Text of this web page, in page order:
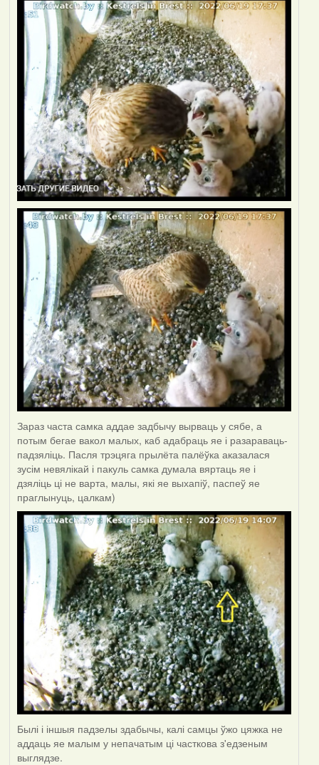
Зараз часта самка аддае задбычу вырваць у сябе, а
потым бегае вакол малых, каб адабраць яе і разараваць-
падзяліць. Пасля трэцяга прылёта палёўка аказалася
зусім невялікай і пакуль самка думала вяртаць яе і
дзяліць ці не варта, малы, які яе выхапіў, паспеў яе
праглынуць, цалкам)
Былі і іншыя падзелы здабычы, калі самцы ўжо цяжка не
аддаць яе малым у непачатым ці часткова з'едзеным
выглядзе.